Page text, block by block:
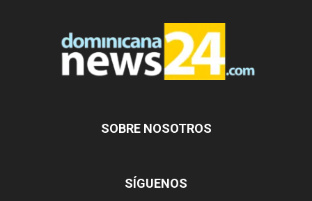
SOBRE NOSOTROS
SÍGUENOS